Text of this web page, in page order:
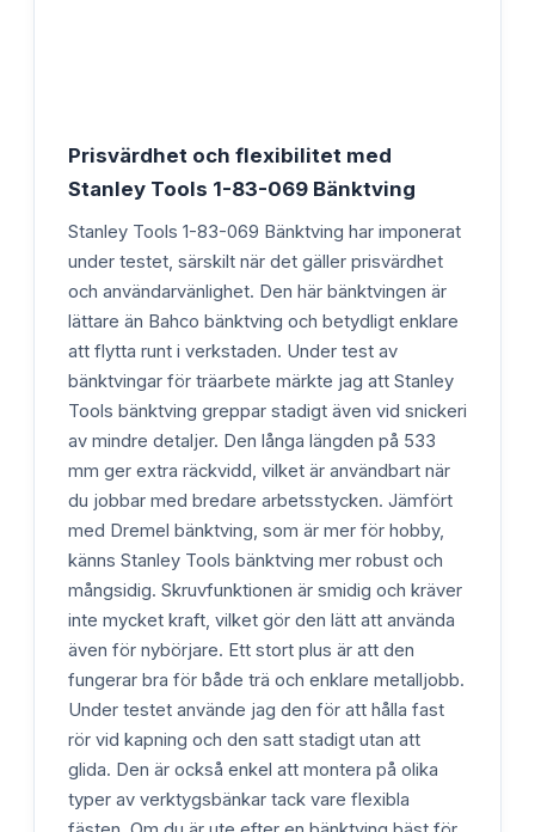
Prisvärdhet och flexibilitet med
Stanley Tools 1-83-069 Bänktving
Stanley Tools 1-83-069 Bänktving har imponerat
under testet, särskilt när det gäller prisvärdhet
och användarvänlighet. Den här bänktvingen är
lättare än Bahco bänktving och betydligt enklare
att flytta runt i verkstaden. Under test av
bänktvingar för träarbete märkte jag att Stanley
Tools bänktving greppar stadigt även vid snickeri
av mindre detaljer. Den långa längden på 533
mm ger extra räckvidd, vilket är användbart när
du jobbar med bredare arbetsstycken. Jämfört
med Dremel bänktving, som är mer för hobby,
känns Stanley Tools bänktving mer robust och
mångsidig. Skruvfunktionen är smidig och kräver
inte mycket kraft, vilket gör den lätt att använda
även för nybörjare. Ett stort plus är att den
fungerar bra för både trä och enklare metalljobb.
Under testet använde jag den för att hålla fast
rör vid kapning och den satt stadigt utan att
glida. Den är också enkel att montera på olika
typer av verktygsbänkar tack vare flexibla